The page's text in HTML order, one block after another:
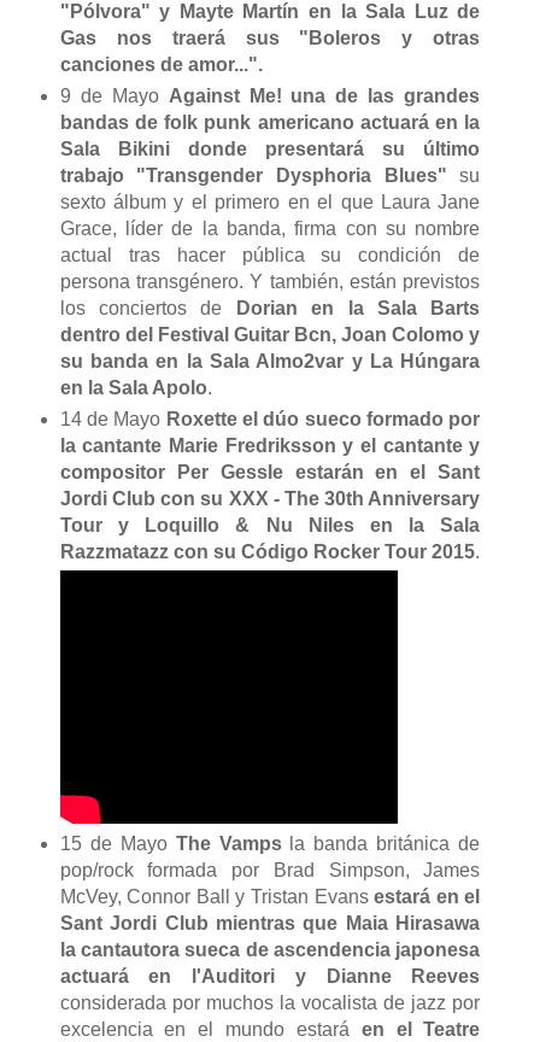
"Pólvora" y Mayte Martín en la Sala Luz de
Gas nos traerá sus "Boleros y otras
canciones de amor...".
9 de Mayo Against Me! una de las grandes
bandas de folk punk americano actuará en la
Sala Bikini donde presentará su último
trabajo "Transgender Dysphoria Blues" su
sexto álbum y el primero en el que Laura Jane
Grace, líder de la banda, firma con su nombre
actual tras hacer pública su condición de
persona transgénero. Y también, están previstos
los conciertos de
Dorian en la Sala Barts
dentro del Festival Guitar Bcn, Joan Colomo y
su banda en la Sala Almo2var y La Húngara
en la Sala Apolo.
14 de Mayo Roxetteel dúo sueco formado por
la cantante Marie Fredriksson y el cantante y
compositor Per Gessle estarán en el Sant
Jordi Club con su XXX - The 30th Anniversary
Tour y Loquillo & Nu Niles en la Sala
Razzmatazz con su Código Rocker Tour 2015.
15 de Mayo The Vamps la banda británica de
pop/rock formada por Brad Simpson, James
McVey, Connor Ball y Tristan Evansestará en el
Sant Jordi Club mientras que Maia Hirasawa
lacantautora sueca de ascendencia japonesa
actuará en l'Auditori y Dianne Reeves
considerada por muchos la vocalista de jazz por
excelencia en el mundo estará en el Teatre